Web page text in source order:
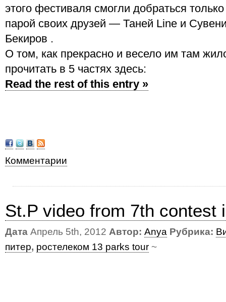
этого фестиваля смогли добраться
парой своих друзей — Таней Line и
Бекиров .
О том, как прекрасно и весело им там
прочитать в 5 частях здесь:
Read the rest of this entry »
Комментарии
St.P video from 7th contest
Дата Апрель 5th, 2012 Автор: Anya Рубрика:
питер, ростелеком 13 parks tour ~